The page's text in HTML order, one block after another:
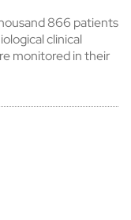
866 patients
clinical
monitored in their